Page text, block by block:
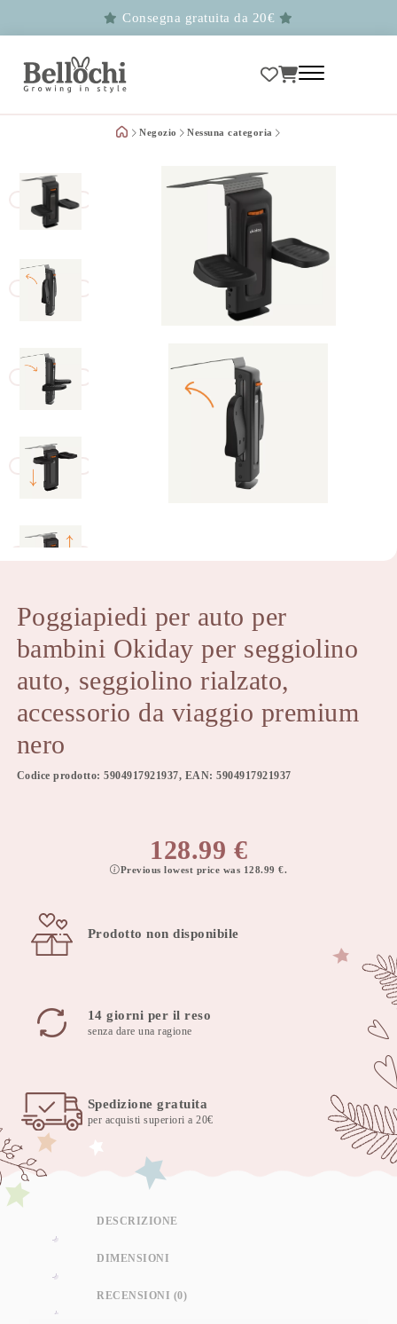
Consegna gratuita da 20€
Negozio Nessuna categoria
Poggiapiedi per auto per
bambini Okiday per seggiolino
auto, seggiolino rialzato,
accessorio da viaggio premium
nero
Codice prodotto: 5904917921937, EAN: 5904917921937
128.99 €
Previous lowest price was 128.99 €.
Prodotto non disponibile
14 giorni per il reso
senza dare una ragione
Spedizione gratuita
per acquisti superiori a 20€
DESCRIZIONE
DIMENSIONI
RECENSIONI (0)